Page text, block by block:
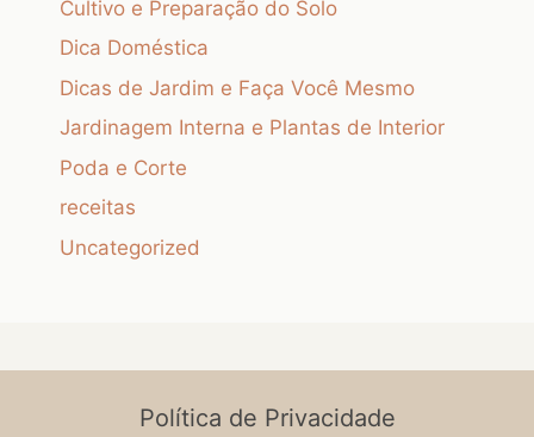
Cultivo e Preparação do Solo
Dica Doméstica
Dicas de Jardim e Faça Você Mesmo
Jardinagem Interna e Plantas de Interior
Poda e Corte
receitas
Uncategorized
Política de Privacidade